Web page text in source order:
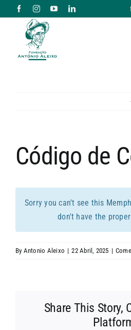
to
content
DONATIVOS
Código de
Sorry you can't see this
don't have the
By Antonio Aleixo | 22 Abril, 2025 |
Share This Story,